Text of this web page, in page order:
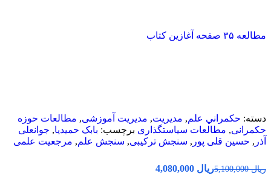
مطالعه ۳۵ صفحه آغازین کتاب
دسته: حكمراني علم, مديريت, مدیریت آموزشی, مطالعات حوزه
حکمرانی, مطالعات سیاستگذاری برچسب: بابک حمیدیا, جوانعلی
آذر , حسین قلی پور , سنجش ترکیبی, سنجش علم, مرجعیت علمی
ریال5,100,000 ریال